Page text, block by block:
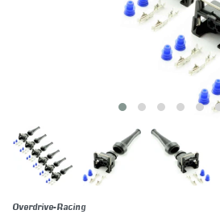
Overdrive-Racing